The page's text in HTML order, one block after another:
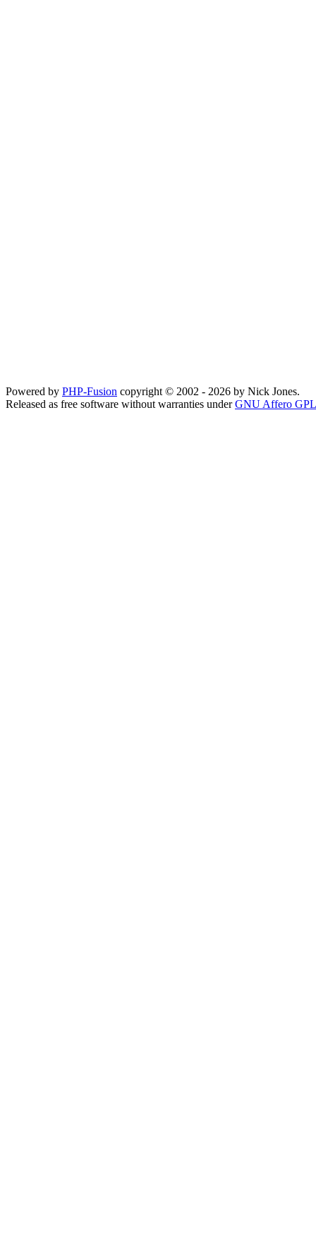
Powered by PHP-Fusion copyright © 2002 - 2026 by Nick Jones.
Released as free software without warranties underGNU Affero GPL